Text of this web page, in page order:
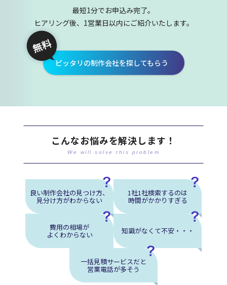
最短1分でお申込み完了。
ヒアリング後、1営業日以内にご紹介いたします。
ピッタリの制作会社を探してもらう
こんなお悩みを解決します！
We will solve this problem
良い制作会社の見つけ方、
見分け方がわからない
1社1社検索するのは
時間がかかりすぎる
費用の相場が
よくわからない 知識がなくて不安・・・
一括見積サービスだと
営業電話が多そう